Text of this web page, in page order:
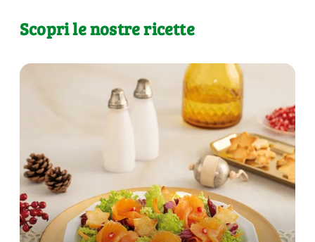
Scopri le nostre ricette